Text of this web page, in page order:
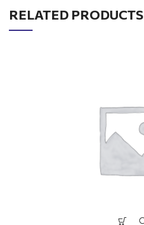
RELATED PRODUCTS